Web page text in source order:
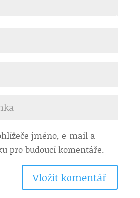
jméno, e-mail a
pro budoucí komentáře.